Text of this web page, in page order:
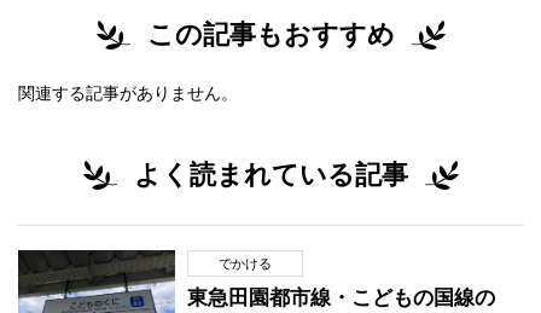
この記事もおすすめ
関連する記事がありません。
よく読まれている記事
でかける
東急田園都市線・こどもの国線の